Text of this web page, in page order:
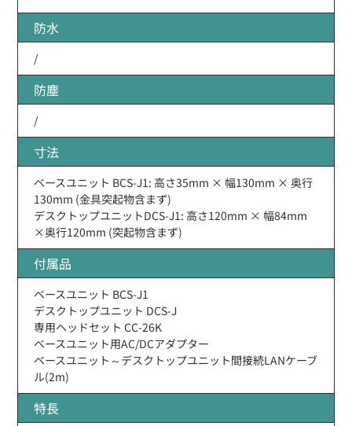
防水
/
防塵
/
寸法
ベースユニット BCS-J1: 高さ35mm × 幅130mm × 奥行
130mm (金具突起物含まず)
デスクトップユニットDCS-J1: 高さ120mm × 幅84mm
×奥行120mm (突起物含まず)
付属品
ベースユニット BCS-J1
デスクトップユニット DCS-J
専用ヘッドセット CC-26K
ベースユニット用AC/DCアダプター
ベースユニット～デスクトップユニット間接続LANケーブ
ル(2m)
特長